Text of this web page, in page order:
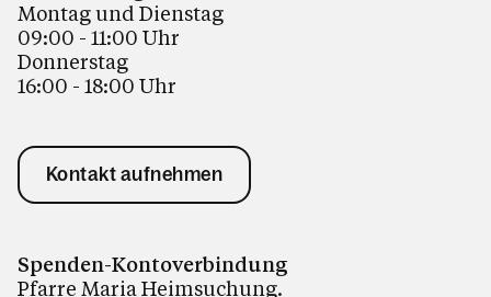
Montag und Dienstag
09:00 - 11:00 Uhr
Donnerstag
16:00 - 18:00 Uhr
Kontakt aufnehmen
Spenden-Kontoverbindung
Pfarre Maria Heimsuchung.